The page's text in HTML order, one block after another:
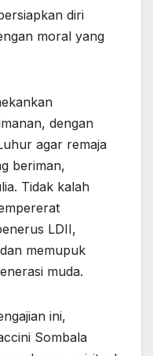
diri
moral yang
dengan
agar remaja
beriman,
Tidak kalah
LDII,
memupuk
muda.
ini,
Sombala